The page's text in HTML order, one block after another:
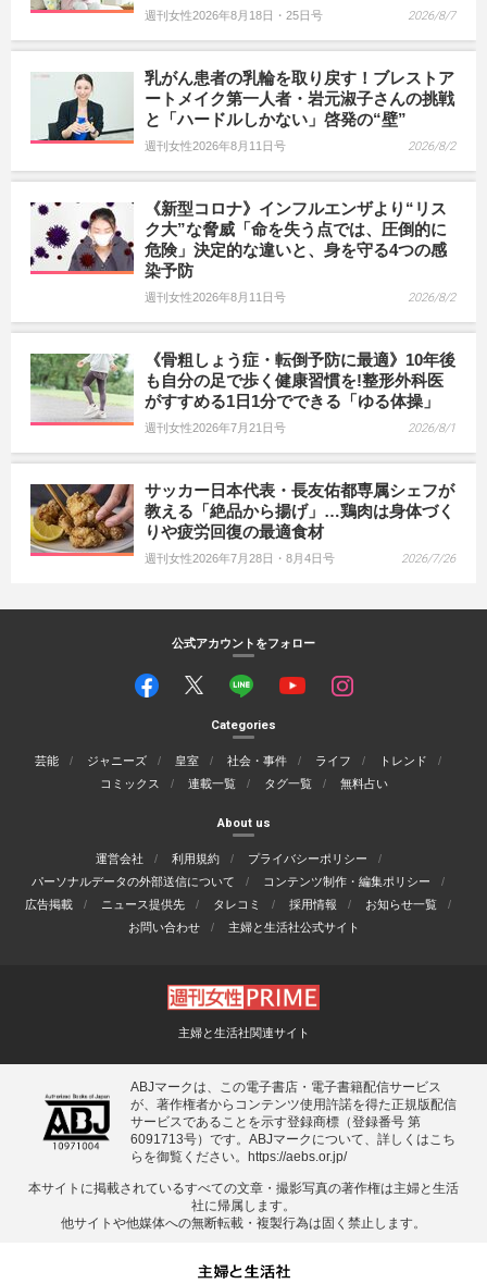
週刊女性2026年8月18日・25日号 2026/8/7
乳がん患者の乳輪を取り戻す！ブレストア
ートメイク第一人者・岩元淑子さんの挑戦
と「ハードルしかない」啓発の“壁”
週刊女性2026年8月11日号 2026/8/2
《新型コロナ》インフルエンザより“リス
ク大”な脅威「命を失う点では、圧倒的に
危険」決定的な違いと、身を守る4つの感
染予防
週刊女性2026年8月11日号 2026/8/2
《骨粗しょう症・転倒予防に最適》10年後
も自分の足で歩く健康習慣を!整形外科医
がすすめる1日1分でできる「ゆる体操」
週刊女性2026年7月21日号 2026/8/1
サッカー日本代表・長友佑都専属シェフが
教える「絶品から揚げ」…鶏肉は身体づく
りや疲労回復の最適食材
週刊女性2026年7月28日・8月4日号 2026/7/26
公式アカウントをフォロー
Categories
芸能 ジャニーズ 皇室 社会・事件 ライフ
トレンド
コミックス
連載一覧 タグ一覧 無料占い
About us
運営会社 利用規約
プライバシーポリシー
パーソナルデータの外部送信について
コンテンツ制作・編集ポリシー
広告掲載
ニュース提供先 タレコミ 採用情報
お知らせ一覧
お問い合わせ
主婦と生活社公式サイト
主婦と生活社関連サイト
ABJマークは、この電子書店・電子書籍配信サービス
が、著作権者からコンテンツ使用許諾を得た正規版配信
サービスであることを示す登録商標（登録番号 第
6091713号）です。ABJマークについて、詳しくはこち
らを御覧ください。
https://aebs.or.jp/
本サイトに掲載されているすべての⽂章・撮影写真の著作権は主婦と⽣活
社に帰属します。
他サイトや他媒体への無断転載・複製⾏為は固く禁⽌します。